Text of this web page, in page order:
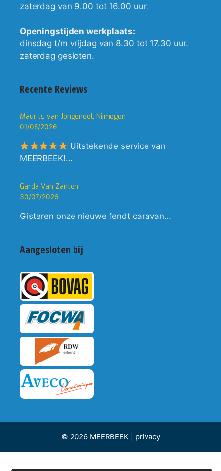
zaterdag van 9.00 tot 16.00 uur.
Openingstijden werkplaats:
dinsdag t/m vrijdag van 8.30 tot 17.30 uur.
zaterdag gesloten.
Recente Reviews
Maurits van Jongeneel, Nijmegen
01/08/2026
Uitstekende service van
MEERBEEK!…
Garda Van Zanten
30/07/2026
Gisteren onze nieuwe fendt caravan…
Aangesloten bij
© 2026 MEERBEEK | privacy